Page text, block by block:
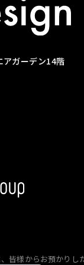
ガーデン14階
皆様からお預かり